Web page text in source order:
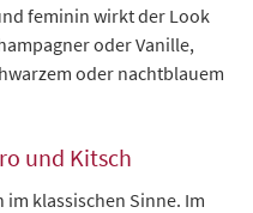
feminin wirkt der Look
oder Vanille,
oder nachtblauem
und Kitsch
klassischen Sinne. Im